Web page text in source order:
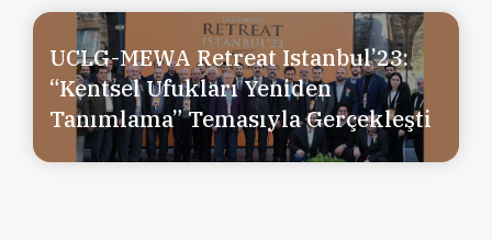
UCLG-MEWA Retreat Istanbul’23:
“Kentsel Ufukları Yeniden
Tanımlama” Temasıyla Gerçekleşti